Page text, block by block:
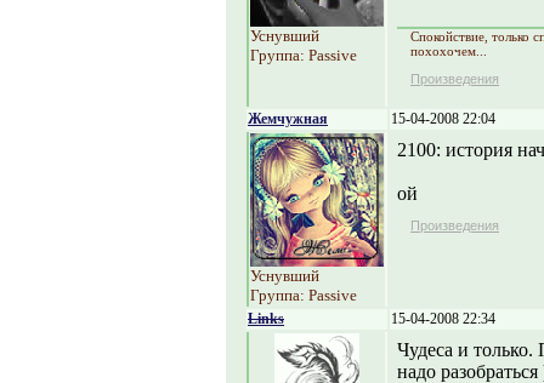
Уснувший
Группа: Passive
Спокойствие, только
похохочем...
Произведения
Жемчужная 15-04-2008 22:04
Уснувший
Группа: Passive
2100: история
ой
Произведения
Links 15-04-2008 22:34
Чудеса и только.
надо разобраться